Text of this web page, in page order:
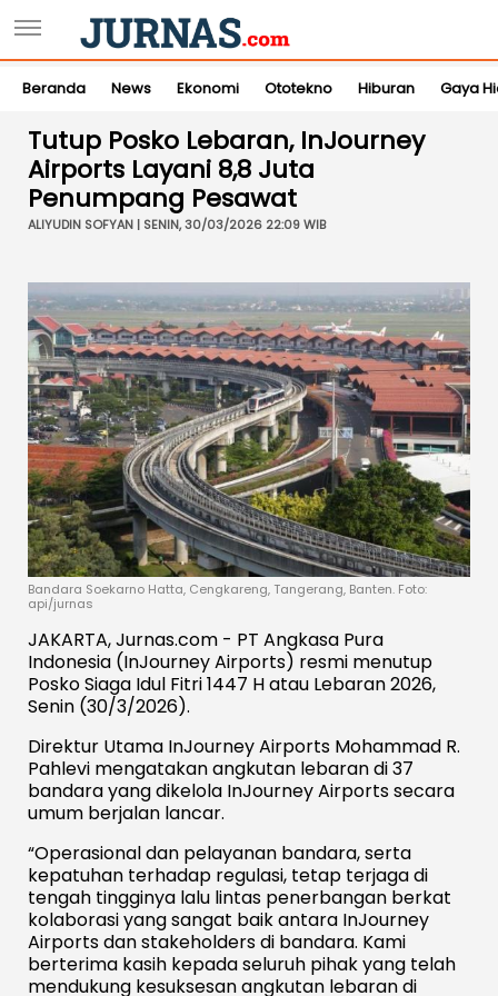
Beranda News Ekonomi Ototekno Hiburan Gaya
Tutup Posko Lebaran, InJourney
Airports Layani 8,8 Juta
Penumpang Pesawat
ALIYUDIN SOFYAN | SENIN, 30/03/2026 22:09 WIB
Bandara Soekarno Hatta, Cengkareng, Tangerang, Banten. Foto:
api/jurnas
JAKARTA, Jurnas.com - PT Angkasa Pura
Indonesia (InJourney Airports) resmi menutup
Posko Siaga Idul Fitri 1447 H atau Lebaran 2026,
Senin (30/3/2026).
Direktur Utama InJourney Airports Mohammad R.
Pahlevi mengatakan angkutan lebaran di 37
bandara yang dikelola InJourney Airports secara
umum berjalan lancar.
“Operasional dan pelayanan bandara, serta
kepatuhan terhadap regulasi, tetap terjaga di
tengah tingginya lalu lintas penerbangan berkat
kolaborasi yang sangat baik antara InJourney
Airports dan stakeholders di bandara. Kami
berterima kasih kepada seluruh pihak yang telah
mendukung kesuksesan angkutan lebaran di